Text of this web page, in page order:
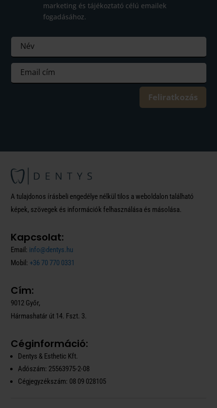
marketing és tájékoztató célú emailek
fogadásához.
Feliratkozás
A tulajdonos írásbeli engedélye nélkül tilos a weboldalon található
képek, szövegek és információk felhasználása és másolása.
Kapcsolat:
Email: info@dentys.hu
Mobil: +36 70 770 0331
Cím:
9012 Győr,
Hármashatár út 14. Fszt. 3.
Céginformáció:
Dentys & Esthetic Kft.
Adószám: 25563975-2-08
Cégjegyzékszám: 08 09 028105